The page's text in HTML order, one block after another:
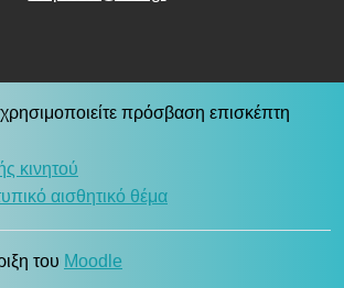
μαθήματος
πρόσβαση επισκέπτη
κινητού
αισθητικό θέμα
του Moodle